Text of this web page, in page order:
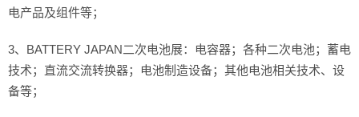
电产品及组件等；
3、BATTERY JAPAN二次电池展：电容器；各种二次电池；蓄电
技术；直流交流转换器；电池制造设备；其他电池相关技术、设
备等；